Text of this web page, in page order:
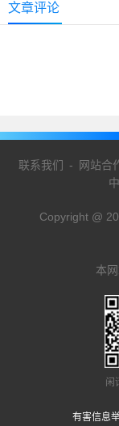
文章评论
联系我们 - 网站合
Copyright @
本
闲
有害信息